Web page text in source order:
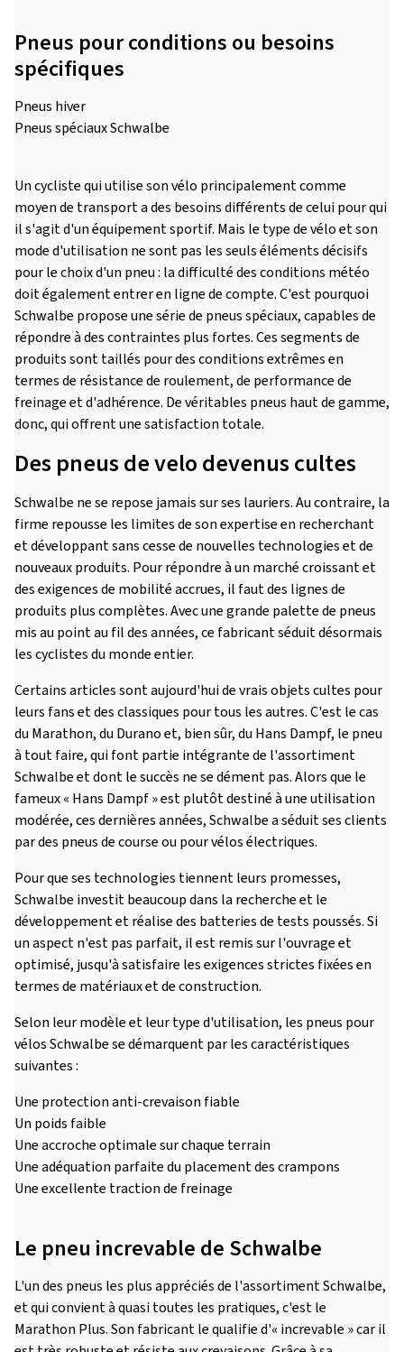
Pneus pour conditions ou besoins
spécifiques
Pneus hiver
Pneus spéciaux Schwalbe
Un cycliste qui utilise son vélo principalement comme
moyen de transport a des besoins différents de celui pour qui
il s'agit d'un équipement sportif. Mais le type de vélo et son
mode d'utilisation ne sont pas les seuls éléments décisifs
pour le choix d'un pneu : la difficulté des conditions météo
doit également entrer en ligne de compte. C'est pourquoi
Schwalbe propose une série de pneus spéciaux, capables de
répondre à des contraintes plus fortes. Ces segments de
produits sont taillés pour des conditions extrêmes en
termes de résistance de roulement, de performance de
freinage et d'adhérence. De véritables pneus haut de gamme,
donc, qui offrent une satisfaction totale.
Des pneus de velo devenus cultes
Schwalbe ne se repose jamais sur ses lauriers. Au contraire, la
firme repousse les limites de son expertise en recherchant
et développant sans cesse de nouvelles technologies et de
nouveaux produits. Pour répondre à un marché croissant et
des exigences de mobilité accrues, il faut des lignes de
produits plus complètes. Avec une grande palette de pneus
mis au point au fil des années, ce fabricant séduit désormais
les cyclistes du monde entier.
Certains articles sont aujourd'hui de vrais objets cultes pour
leurs fans et des classiques pour tous les autres. C'est le cas
du Marathon, du Durano et, bien sûr, du Hans Dampf, le pneu
à tout faire, qui font partie intégrante de l'assortiment
Schwalbe et dont le succès ne se dément pas. Alors que le
fameux « Hans Dampf » est plutôt destiné à une utilisation
modérée, ces dernières années, Schwalbe a séduit ses clients
par des pneus de course ou pour vélos électriques.
Pour que ses technologies tiennent leurs promesses,
Schwalbe investit beaucoup dans la recherche et le
développement et réalise des batteries de tests poussés. Si
un aspect n'est pas parfait, il est remis sur l'ouvrage et
optimisé, jusqu'à satisfaire les exigences strictes fixées en
termes de matériaux et de construction.
Selon leur modèle et leur type d'utilisation, les pneus pour
vélos Schwalbe se démarquent par les caractéristiques
suivantes :
Une protection anti-crevaison fiable
Un poids faible
Une accroche optimale sur chaque terrain
Une adéquation parfaite du placement des crampons
Une excellente traction de freinage
Le pneu increvable de Schwalbe
L'un des pneus les plus appréciés de l'assortiment Schwalbe,
et qui convient à quasi toutes les pratiques, c'est le
Marathon Plus. Son fabricant le qualifie d'« increvable » car il